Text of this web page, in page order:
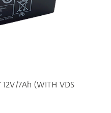
12V/7Ah (WITH VDS